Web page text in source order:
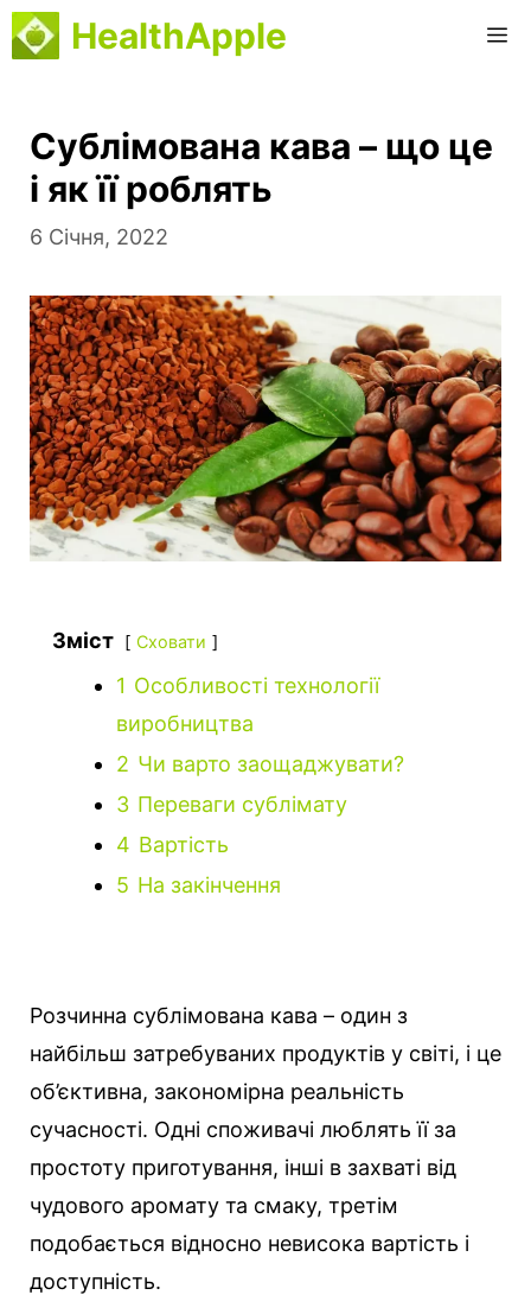
Перейти
до
HealthApple
Сублімована кава – що це
і як її роблять
6 Січня, 2022
Зміст Сховати
1 Особливості технології
виробництва
2 Чи варто заощаджувати?
3 Переваги сублімату
4 Вартість
5 На закінчення
Розчинна сублімована кава – один з
найбільш затребуваних продуктів у світі, і це
об’єктивна, закономірна реальність
сучасності. Одні споживачі люблять її за
простоту приготування, інші в захваті від
чудового аромату та смаку, третім
подобається відносно невисока вартість і
доступність.